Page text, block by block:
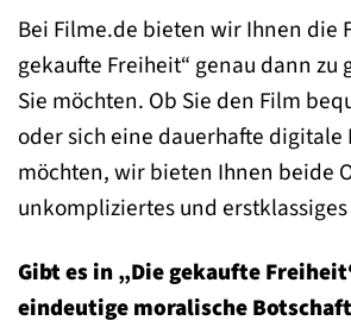
Bei Filme.de bieten wir Ihnen die
gekaufte Freiheit“ genau dann zu
Sie möchten. Ob Sie den Film
oder sich eine dauerhafte digitale
möchten, wir bieten Ihnen beide
unkompliziertes und
Gibt es in „Die gekaufte
eindeutige moralische